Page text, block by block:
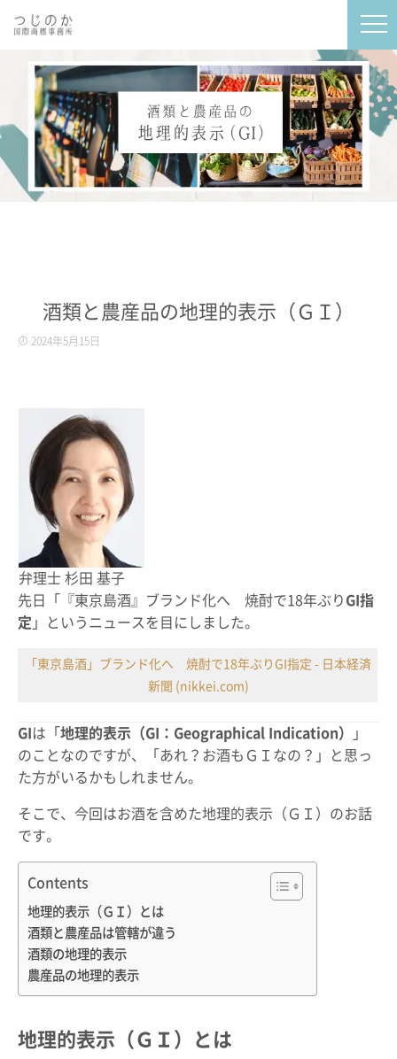
酒類と農産品の地理的表示（ＧＩ）
2024年5月15日
弁理士 杉田 基子
先日「『東京島酒』ブランド化へ 焼酎で18年ぶり GI指
定 」というニュースを目にしました。
「東京島酒」ブランド化へ 焼酎で18年ぶりGI指定 - 日本経済
新聞 (nikkei.com)
GI は「 地理的表示（GI：Geographical Indication）
」
のことなのですが、「あれ？お酒もＧＩなの？」と思っ
た方がいるかもしれません。
そこで、今回はお酒を含めた地理的表示（ＧＩ）のお話
です。
Contents
地理的表示（ＧＩ）とは
酒類と農産品は管轄が違う
酒類の地理的表示
農産品の地理的表示
地理的表示（ＧＩ）とは